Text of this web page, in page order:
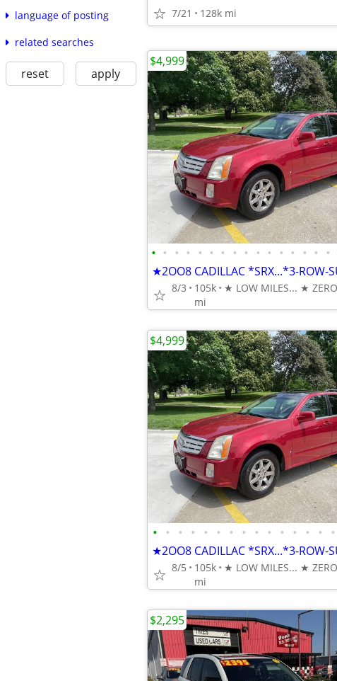
language of posting
related searches
reset apply
7/21 128k mi
• • • • • • • • • • • • • • • •
8/3
105k
mi
$4,999
• • • • • • • • • • • • • • •
8/5
105k
mi
$4,999
$2,295